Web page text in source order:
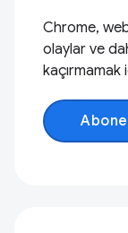
Chrome,
olaylar ve